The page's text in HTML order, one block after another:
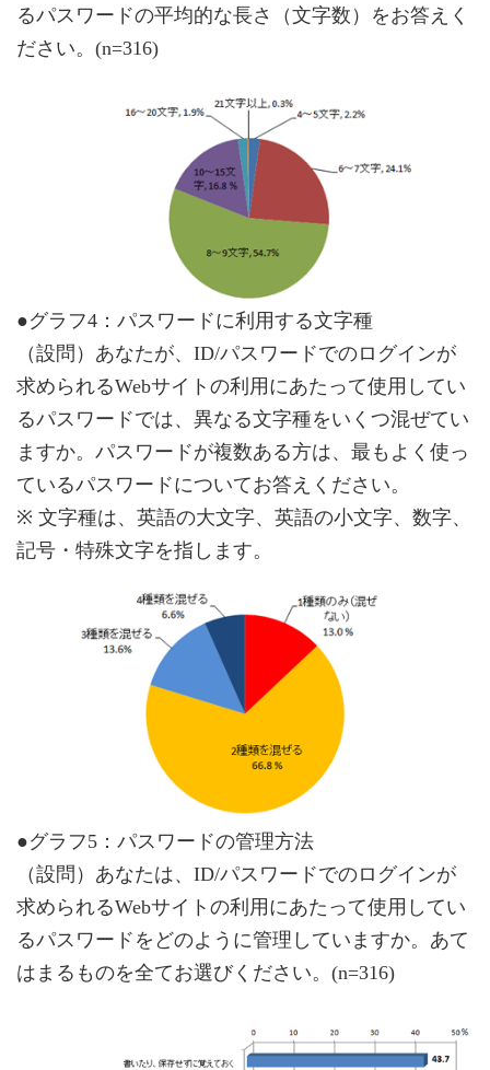
るパスワードの平均的な長さ（文字数）をお答えく
ださい。(n=316)
●グラフ4：パスワードに利用する文字種
（設問）あなたが、ID/パスワードでのログインが
求められるWebサイトの利用にあたって使用してい
るパスワードでは、異なる文字種をいくつ混ぜてい
ますか。パスワードが複数ある方は、最もよく使っ
ているパスワードについてお答えください。
※ 文字種は、英語の大文字、英語の小文字、数字、
記号・特殊文字を指します。
●グラフ5：パスワードの管理方法
（設問）あなたは、ID/パスワードでのログインが
求められるWebサイトの利用にあたって使用してい
るパスワードをどのように管理していますか。あて
はまるものを全てお選びください。(n=316)